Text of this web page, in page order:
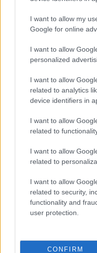
I want to allow my
Google for online
I want to allow
personalized
I want to allow
related to analytics
device identifiers in
I want to allow
related to
I want to allow
related to
I want to allow
related to security,
functionality and
user protection.
CONFIRM
Come ottenere ricci
routine di cura
Cristian Castiglioni · 9 Ago 2026
Matrimonio Cristiano
Madeira nel weekend
Beatrice Bonaventura · 8 Ago